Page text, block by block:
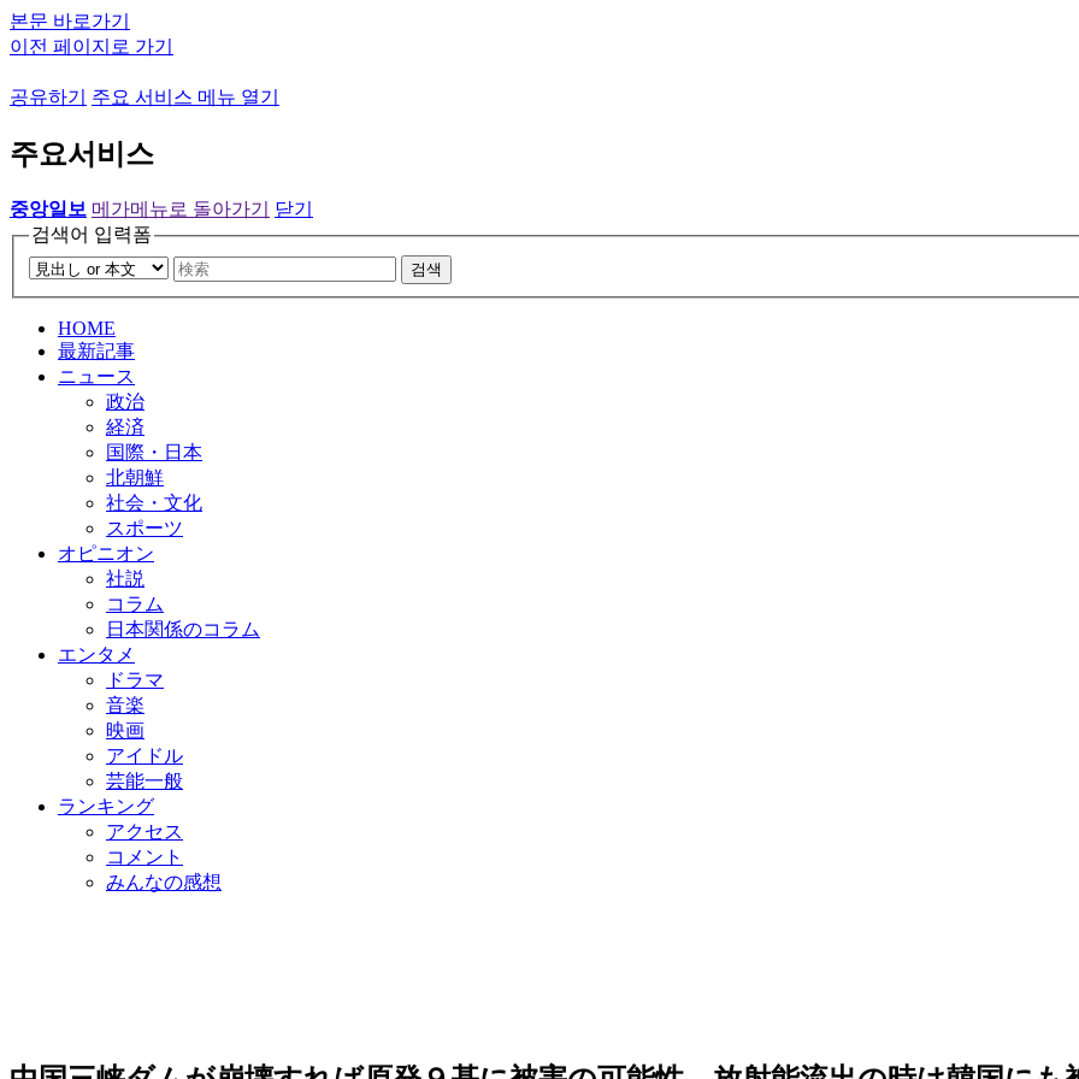
본문 바로가기
이전 페이지로 가기
공유하기 주요 서비스 메뉴 열기
주요서비스
중앙일보 메가메뉴로 돌아가기
닫기
검색어 입력폼
검색
HOME
最新記事
ニュース
政治
経済
国際・日本
北朝鮮
社会・文化
スポーツ
オピニオン
社説
コラム
日本関係のコラム
エンタメ
ドラマ
音楽
映画
アイドル
芸能一般
ランキング
アクセス
コメント
みんなの感想